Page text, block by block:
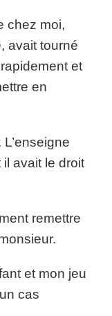
chez moi,
avait tourné
et
en
avait le droit
remettre
et mon jeu
cas